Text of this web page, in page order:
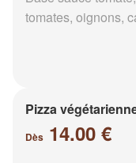
tomates, oignons,
Pizza
Dès 14.00 €